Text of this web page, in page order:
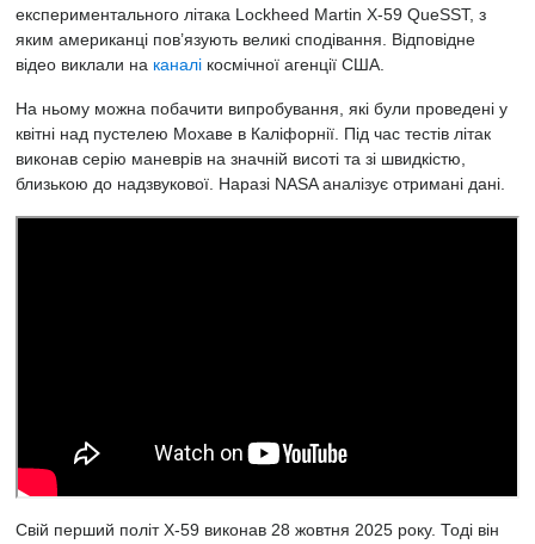
експериментального літака Lockheed Martin X-59 QueSST, з
яким американці пов’язують великі сподівання. Відповідне
відео виклали на каналі космічної агенції США.
На ньому можна побачити випробування, які були проведені у
квітні над пустелею Мохаве в Каліфорнії. Під час тестів літак
виконав серію маневрів на значній висоті та зі швидкістю,
близькою до надзвукової. Наразі NASA аналізує отримані дані.
Свій перший політ X-59 виконав 28 жовтня 2025 року. Тоді він